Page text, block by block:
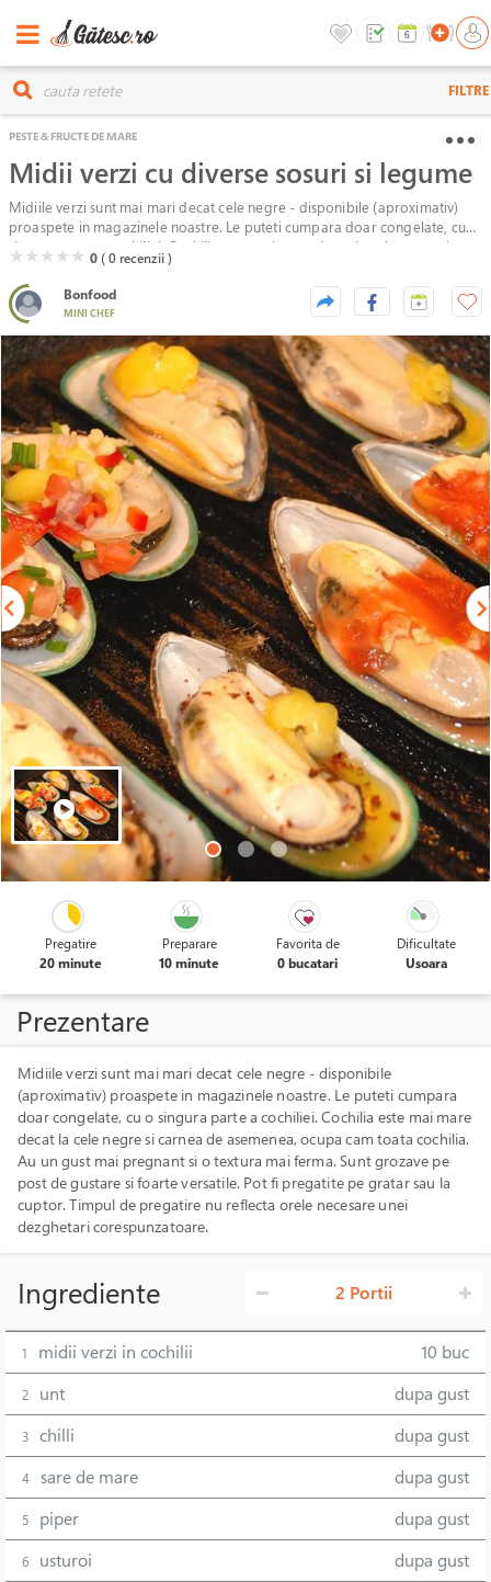
FILTRE
PESTE & FRUCTE DE MARE
Midii verzi cu diverse sosuri si legume
Midiile verzi sunt mai mari decat cele negre - disponibile (aproximativ)
proaspete in magazinele noastre. Le puteti cumpara doar congelate, cu o
singura parte a cochiliei. Cochilia este mai mare decat la cele negre si
carnea de asemenea, ocupa cam toata cochilia. Au un gust mai pregnant
si o textura mai ferma. Sunt grozave pe post de gustare si foarte versatile.
Pot fi pregatite pe gratar sau la cuptor. Timpul de pregatire nu reflecta
orele necesare unei dezghetari corespunzatoare.
( )
★( )
★( )
★( )
★( )
★ 0( 0 recenzii )
Bonfood
MINI CHEF
Pregatire
20 minute
Preparare
10 minute
Favorita de
0 bucatari
Dificultate
Usoara
Prezentare
Midiile verzi sunt mai mari decat cele negre - disponibile
(aproximativ) proaspete in magazinele noastre. Le puteti cumpara
doar congelate, cu o singura parte a cochiliei. Cochilia este mai mare
decat la cele negre si carnea de asemenea, ocupa cam toata cochilia.
Au un gust mai pregnant si o textura mai ferma. Sunt grozave pe
post de gustare si foarte versatile. Pot fi pregatite pe gratar sau la
cuptor. Timpul de pregatire nu reflecta orele necesare unei
dezghetari corespunzatoare.
Ingrediente 2 Portii
1 midii verzi in cochilii 10 buc
2 unt dupa gust
3 chilli dupa gust
4 sare de mare dupa gust
5 piper dupa gust
6 usturoi dupa gust